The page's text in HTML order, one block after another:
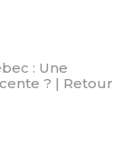
: Une
? | Retour